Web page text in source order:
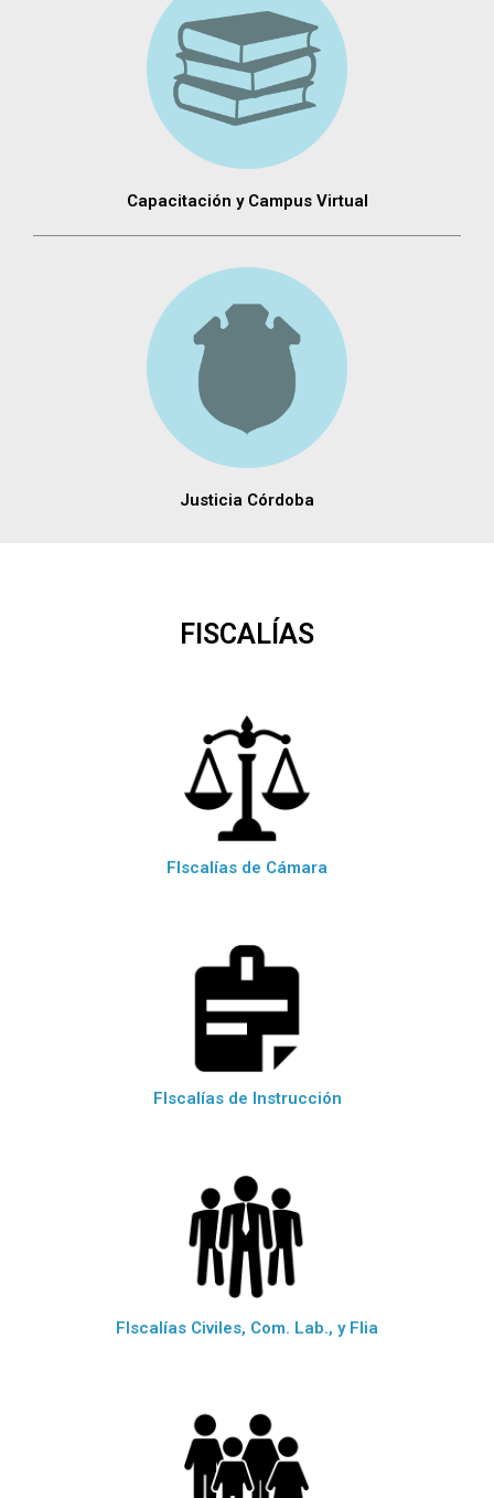
Capacitación y Campus Virtual
Justicia Córdoba
FISCALÍAS
FIscalías de Cámara
FIscalías de Instrucción
FIscalías Civiles, Com. Lab., y Flia